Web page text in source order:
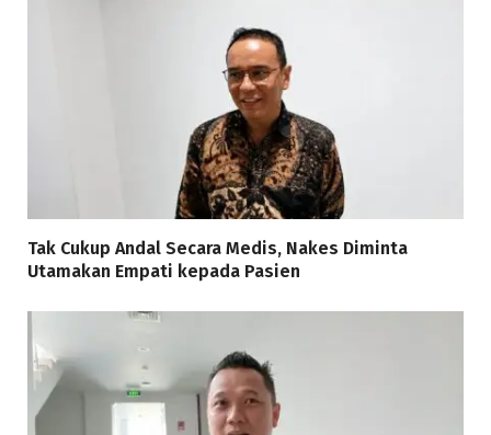
Tak Cukup Andal Secara Medis, Nakes Diminta
Utamakan Empati kepada Pasien